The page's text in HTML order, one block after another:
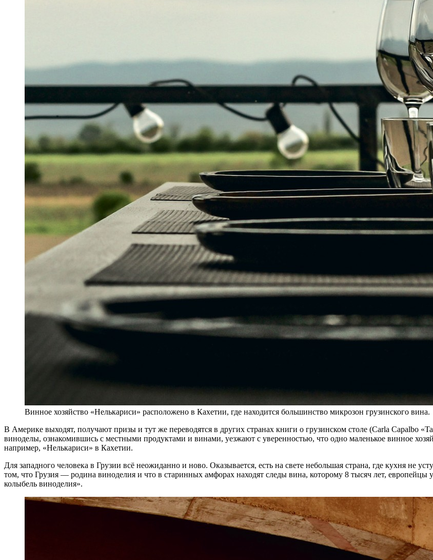
Винное хозяйство «Нелькариси» расположено в Кахетии, где находится большинство микрозон грузинского вина.
В Америке выходят, получают призы и тут же переводятся в других странах книги о грузинском столе (Carla Capalbo
виноделы, ознакомившись с местными продуктами и винами, уезжают с уверенностью, что одно маленькое винное
например, «Нелькариси» в Кахетии.
Для западного человека в Грузии всё неожиданно и ново. Оказывается, есть на свете небольшая страна, где кухня не
том, что Грузия — родина виноделия и что в старинных амфорах находят следы вина, которому 8 тысяч лет,
колыбель виноделия».